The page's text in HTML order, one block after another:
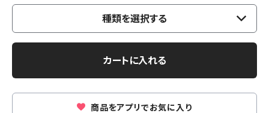
種類を選択する
カートに入れる
商品をアプリでお気に入り